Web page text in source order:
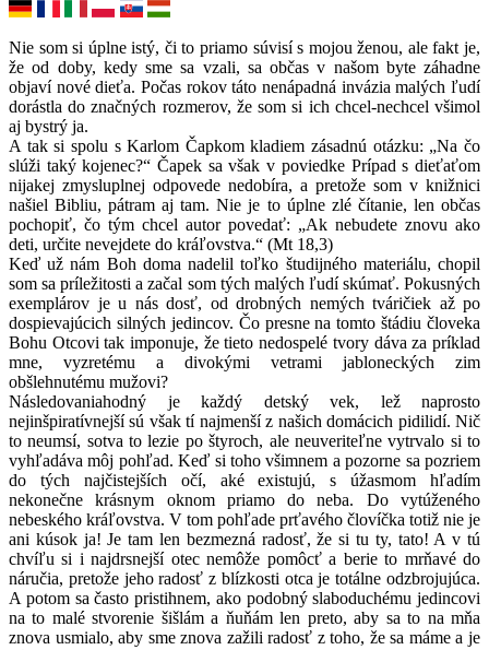
Nie som si úplne istý, či to priamo súvisí s mojou ženou, ale fakt je,
že od doby, kedy sme sa vzali, sa občas v našom byte záhadne
objaví nové dieťa. Počas rokov táto nenápadná invázia malých ľudí
dorástla do značných rozmerov, že som si ich chcel-nechcel všimol
aj bystrý ja.
A tak si spolu s Karlom Čapkom kladiem zásadnú otázku: „Na čo
slúži taký kojenec?“ Čapek sa však v poviedke Prípad s dieťaťom
nijakej zmysluplnej odpovede nedobíra, a pretože som v knižnici
našiel Bibliu, pátram aj tam. Nie je to úplne zlé čítanie, len občas
pochopiť, čo tým chcel autor povedať: „Ak nebudete znovu ako
deti, určite nevejdete do kráľovstva.“ (Mt 18,3)
Keď už nám Boh doma nadelil toľko študijného materiálu, chopil
som sa príležitosti a začal som tých malých ľudí skúmať. Pokusných
exemplárov je u nás dosť, od drobných nemých tváričiek až po
dospievajúcich silných jedincov. Čo presne na tomto štádiu človeka
Bohu Otcovi tak imponuje, že tieto nedospelé tvory dáva za príklad
mne, vyzretému a divokými vetrami jabloneckých zim
obšlehnutému mužovi?
Následovaniahodný je každý detský vek, lež naprosto
nejinšpiratívnejší sú však tí najmenší z našich domácich pidilidí. Nič
to neumsí, sotva to lezie po štyroch, ale neuveriteľne vytrvalo si to
vyhľadáva môj pohľad. Keď si toho všimnem a pozorne sa pozriem
do tých najčistejších očí, aké existujú, s úžasmom hľadím
nekonečne krásnym oknom priamo do neba. Do vytúženého
nebeského kráľovstva. V tom pohľade prťavého človíčka totiž nie je
ani kúsok ja! Je tam len bezmezná radosť, že si tu ty, tato! A v tú
chvíľu si i najdrsnejší otec nemôže pomôcť a berie to mrňavé do
náručia, pretože jeho radosť z blízkosti otca je totálne odzbrojujúca.
A potom sa často pristihnem, ako podobný slaboduchému jedincovi
na to malé stvorenie šišlám a ňuňám len preto, aby sa to na mňa
znova usmialo, aby sme znova zažili radosť z toho, že sa máme a je